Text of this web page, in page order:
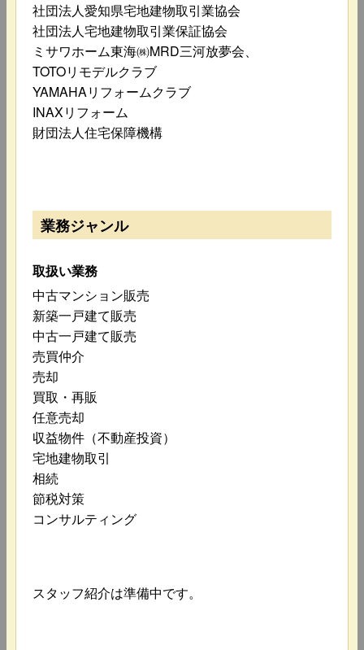
社団法人愛知県宅地建物取引業協会
社団法人宅地建物取引業保証協会
ミサワホーム東海㈱MRD三河放夢会、
TOTOリモデルクラブ
YAMAHAリフォームクラブ
INAXリフォーム
財団法人住宅保障機構
業務ジャンル
取扱い業務
中古マンション販売
新築一戸建て販売
中古一戸建て販売
売買仲介
売却
買取・再販
任意売却
収益物件（不動産投資）
宅地建物取引
相続
節税対策
コンサルティング
スタッフ紹介は準備中です。